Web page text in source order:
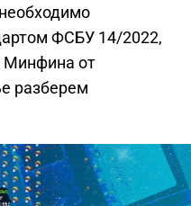
ФСБУ 14/2022,
от
разберем